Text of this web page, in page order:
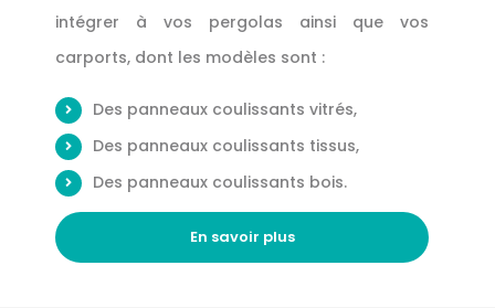
intégrer à vos pergolas ainsi que vos
carports, dont les modèles sont :
Des panneaux coulissants vitrés,
Des panneaux coulissants tissus,
Des panneaux coulissants bois.
En savoir plus